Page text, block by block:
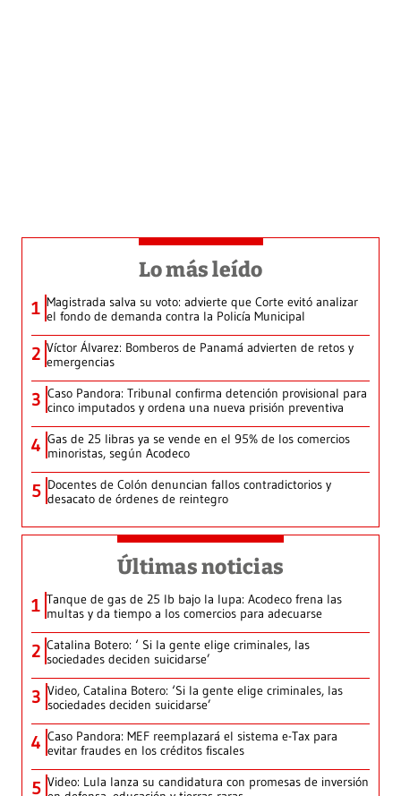
Lo más leído
1 Magistrada salva su voto: advierte que Corte evitó analizar
el fondo de demanda contra la Policía Municipal
2 Víctor Álvarez: Bomberos de Panamá advierten de retos y
emergencias
3 Caso Pandora: Tribunal confirma detención provisional para
cinco imputados y ordena una nueva prisión preventiva
4 Gas de 25 libras ya se vende en el 95% de los comercios
minoristas, según Acodeco
5 Docentes de Colón denuncian fallos contradictorios y
desacato de órdenes de reintegro
Últimas noticias
1 Tanque de gas de 25 lb bajo la lupa: Acodeco frena las
multas y da tiempo a los comercios para adecuarse
2 Catalina Botero: ‘ Si la gente elige criminales, las
sociedades deciden suicidarse’
3 Video, Catalina Botero: ‘Si la gente elige criminales, las
sociedades deciden suicidarse’
4 Caso Pandora: MEF reemplazará el sistema e-Tax para
evitar fraudes en los créditos fiscales
5 Video: Lula lanza su candidatura con promesas de inversión